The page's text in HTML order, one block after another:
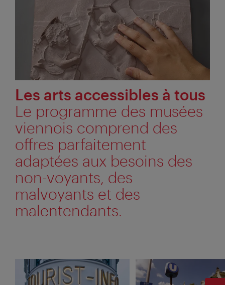
Les arts accessibles à tous
Le programme des musées
viennois comprend des
offres parfaitement
adaptées aux besoins des
non-voyants, des
malvoyants et des
malentendants.